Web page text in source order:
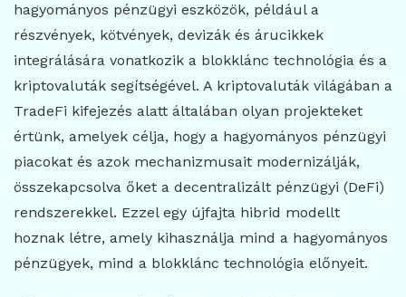
hagyományos pénzügyi eszközök, például a
részvények, kötvények, devizák és árucikkek
integrálására vonatkozik a blokklánc technológia és a
kriptovaluták segítségével. A kriptovaluták világában a
TradeFi kifejezés alatt általában olyan projekteket
értünk, amelyek célja, hogy a hagyományos pénzügyi
piacokat és azok mechanizmusait modernizálják,
összekapcsolva őket a decentralizált pénzügyi (DeFi)
rendszerekkel. Ezzel egy újfajta hibrid modellt
hoznak létre, amely kihasználja mind a hagyományos
pénzügyek, mind a blokklánc technológia előnyeit.